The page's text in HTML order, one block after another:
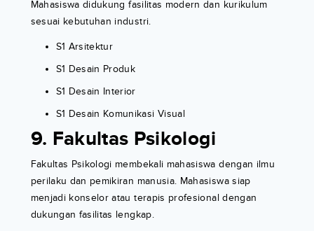
Mahasiswa didukung fasilitas modern dan kurikulum
sesuai kebutuhan industri.
S1 Arsitektur
S1 Desain Produk
S1 Desain Interior
S1 Desain Komunikasi Visual
9. Fakultas Psikologi
Fakultas Psikologi membekali mahasiswa dengan ilmu
perilaku dan pemikiran manusia. Mahasiswa siap
menjadi konselor atau terapis profesional dengan
dukungan fasilitas lengkap.